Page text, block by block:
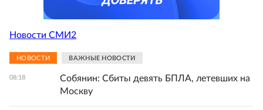
Новости СМИ2
НОВОСТИ ВАЖНЫЕ НОВОСТИ
08:18
Собянин: Сбиты девять БПЛА, летевших на
Москву